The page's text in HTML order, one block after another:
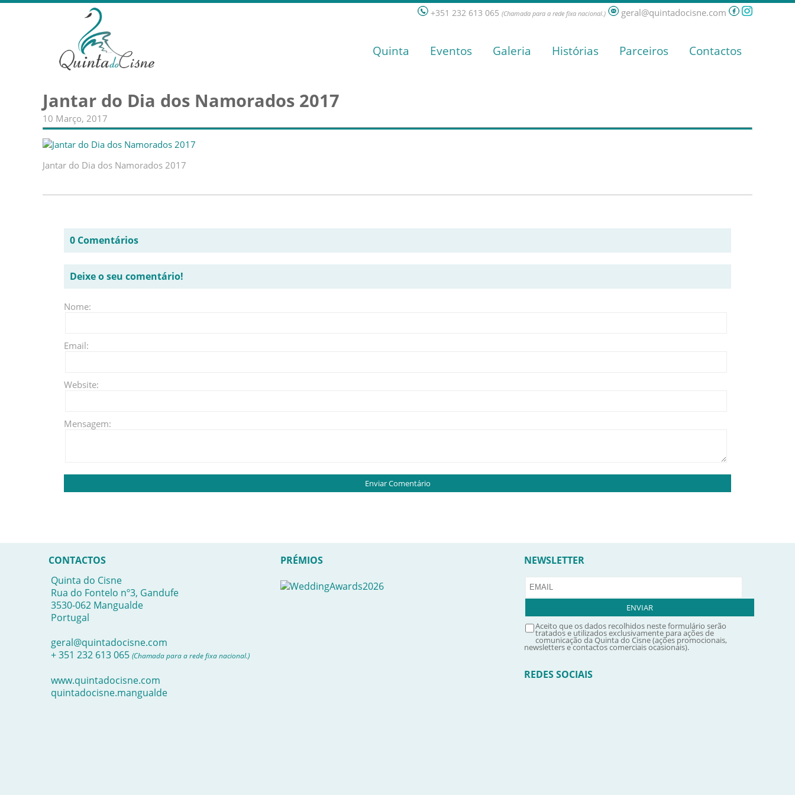
+351 232 613 065 (Chamada para a rede fixa nacional.) geral@quintadocisne.com
Quinta Eventos Galeria Histórias Parceiros Contactos
Jantar do Dia dos Namorados 2017
10 Março, 2017
Jantar do Dia dos Namorados 2017
0 Comentários
Deixe o seu comentário!
Nome:
Email:
Website:
Mensagem:
CONTACTOS
Quinta do Cisne
Rua do Fontelo nº3, Gandufe
3530-062 Mangualde
Portugal
geral@quintadocisne.com
+ 351 232 613 065 (Chamada para a rede fixa nacional.)
www.quintadocisne.com
quintadocisne.mangualde
PRÉMIOS NEWSLETTER
Aceito que os dados recolhidos neste formulário serão
tratados e utilizados exclusivamente para ações de
comunicação da Quinta do Cisne (ações promocionais,
newsletters e contactos comerciais ocasionais).
REDES SOCIAIS